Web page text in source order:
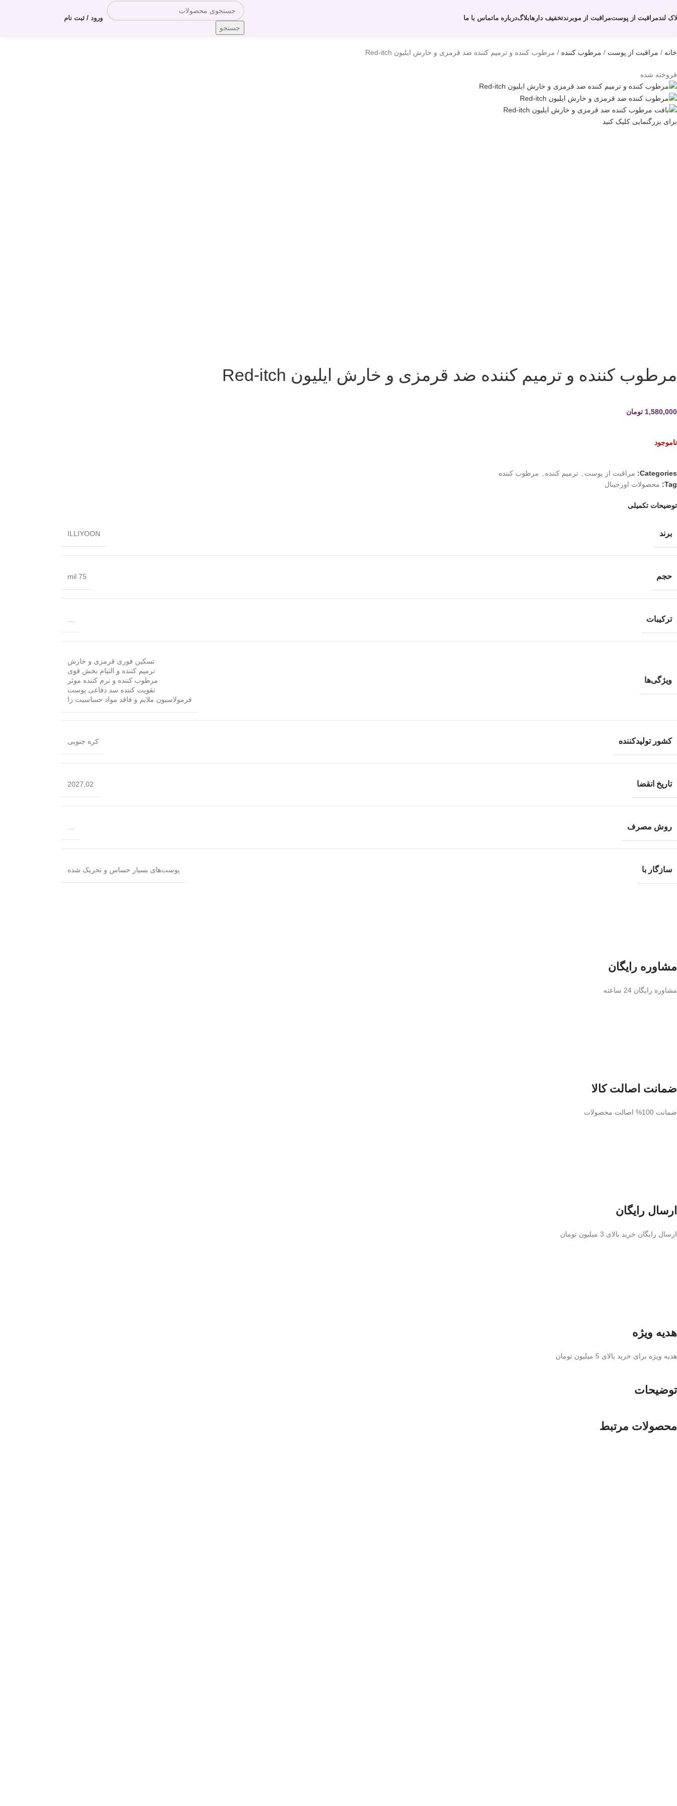
لندمراقبت از پوستمراقبت از موبرندتخفیف دارهابلاگدرباره ماتماس با ما
جستجو
ورود / ثبت نام
خانه مراقبت از پوست مرطوب کننده مرطوب کننده و ترمیم کننده ضد قرمزی و خارش ایلیون Red-itch
فروخته شده
برای بزرگنمایی کلیک کنید
مرطوب کننده و ترمیم کننده ضد قرمزی و خارش ایلیون Red-itch
1,580,000 تومان
ناموجود
Categories: مراقبت از پوست ترمیم کننده
مرطوب کننده
Tag:
محصولات اورجینال
توضیحات تکمیلی
برند ILLIYOON
حجم 75 mil
ترکیبات
ویژگی‌ها
تسکین فوری قرمزی و خارش
ترمیم کننده و التیام بخش قوی
مرطوب کننده و نرم کننده موثر
تقویت کننده سد دفاعی پوست
فرمولاسیون ملایم و فاقد مواد حساسیت زا
کشور تولیدکننده کره جنوبی
تاریخ انقضا 2027,02
روش مصرف
سازگار با پوست‌های بسیار حساس و تحریک شده
مشاوره رایگان
مشاوره رایگان 24 ساعته
ضمانت اصالت کالا
ضمانت 100% اصالت محصولات
ارسال رایگان
ارسال رایگان خرید بالای 3 میلیون تومان
هدیه ویژه
هدیه ویژه برای خرید بالای 5 میلیون تومان
توضیحات
محصولات مرتبط